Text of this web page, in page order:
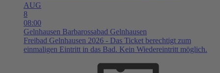
AUG
8
08:00
Gelnhausen Barbarossabad Gelnhausen
Freibad Gelnhausen 2026 - Das Ticket berechtigt zum
einmaligen Eintritt in das Bad. Kein Wiedereintritt möglich.